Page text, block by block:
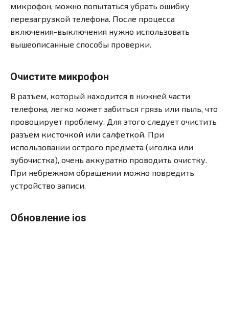
микрофон, можно попытаться убрать ошибку
перезагрузкой телефона. После процесса
включения-выключения нужно использовать
вышеописанные способы проверки.
Очистите микрофон
В разъем, который находится в нижней части
телефона, легко может забиться грязь или пыль, что
провоцирует проблему. Для этого следует очистить
разъем кисточкой или салфеткой. При
использовании острого предмета (иголка или
зубочистка), очень аккуратно проводить очистку.
При небрежном обращении можно повредить
устройство записи.
Обновление ios